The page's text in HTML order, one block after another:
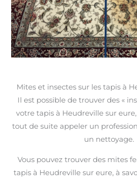
Mites et insectes sur les tapis à
Il est possible de trouver des «
votre tapis à Heudreville sur
tout de suite appeler un
un nettoyage.
Vous pouvez trouver des mites
tapis à Heudreville sur eure, à